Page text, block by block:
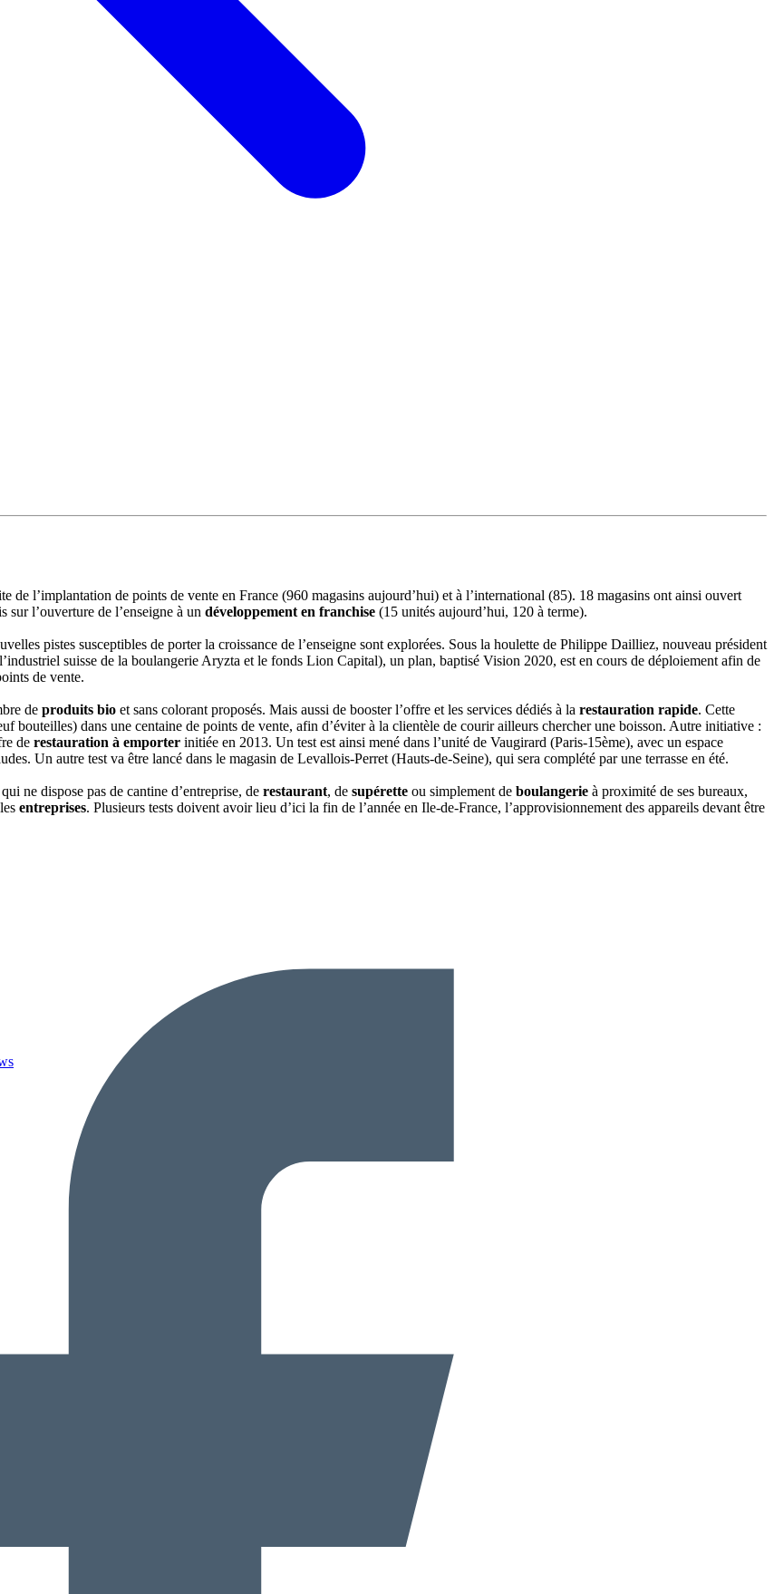
de l’implantation de points de vente en France (960 magasins aujourd’hui) et à l’international (85). 18 magasins ont ainsi ouvert
sur l’ouverture de l’enseigne à un développement en franchise (15 unités aujourd’hui, 120 à terme).
pistes susceptibles de porter la croissance de l’enseigne sont explorées. Sous la houlette de Philippe Dailliez, nouveau président
suisse de la boulangerie Aryzta et le fonds Lion Capital), un plan, baptisé Vision 2020, est en cours de déploiement afin de
de vente.
de produits bio et sans colorant proposés. Mais aussi de booster l’offre et les services dédiés à la restauration rapide. Cette
bouteilles) dans une centaine de points de vente, afin d’éviter à la clientèle de courir ailleurs chercher une boisson. Autre initiative :
de restauration à emporter initiée en 2013. Un test est ainsi mené dans l’unité de Vaugirard (Paris-15ème), avec un espace
Un autre test va être lancé dans le magasin de Levallois-Perret (Hauts-de-Seine), qui sera complété par une terrasse en été.
ne dispose pas de cantine d’entreprise, de restaurant, de supérette ou simplement de boulangerie à proximité de ses bureaux,
entreprises. Plusieurs tests doivent avoir lieu d’ici la fin de l’année en Ile-de-France, l’approvisionnement des appareils devant être